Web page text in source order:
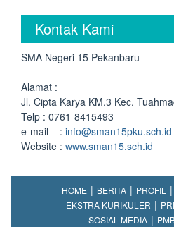
Kontak Kami
SMA Negeri 15 Pekanbaru
Alamat :
Jl. Cipta Karya KM.3 Kec.
Telp : 0761-8415493
e-mail : info@sman15pku.sch.id
Website : www.sman15.sch.id
HOME BERITA PROFIL
EKSTRA KURIKULER
SOSIAL MEDIA